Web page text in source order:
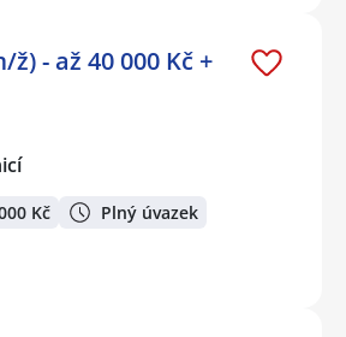
ž) - až 40 000 Kč +
Kč Plný úvazek